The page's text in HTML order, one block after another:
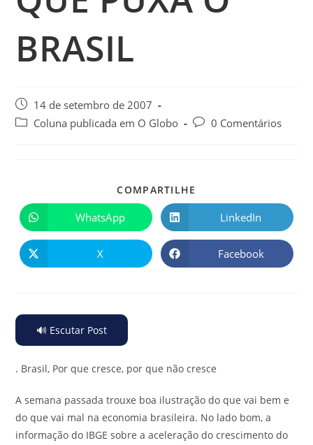
BRASIL
14 de setembro de 2007
Coluna publicada em O Globo
0 Comentários
COMPARTILHE
WhatsApp LinkedIn
X Facebook
🔊 Escutar Post
. Brasil, Por que cresce, por que não cresce
A semana passada trouxe boa ilustração do que vai bem e
do que vai mal na economia brasileira. No lado bom, a
informação do IBGE sobre a aceleração do crescimento do